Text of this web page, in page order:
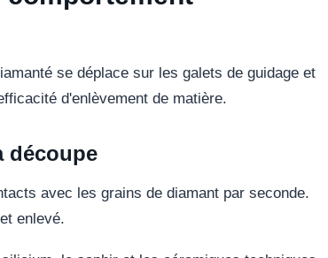
se déplace sur les galets de guidage et
d'enlèvement de matière.
découpe
avec les grains de diamant par seconde.
enlevé.